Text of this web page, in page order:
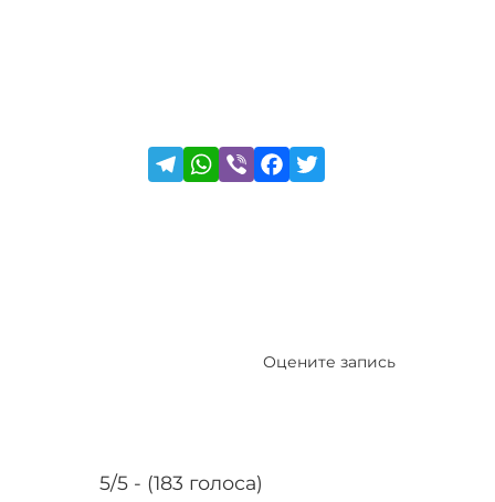
5/5 - (183 голоса)
Оцените запись